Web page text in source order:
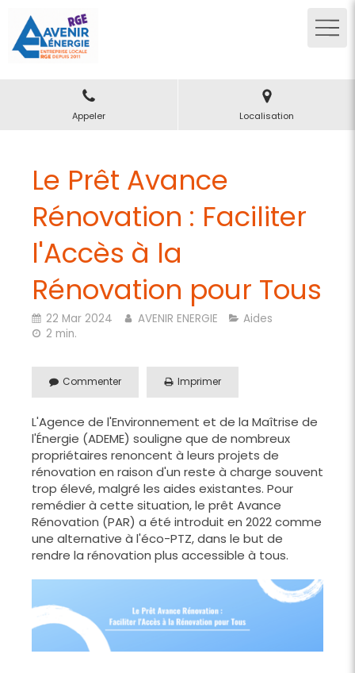
Appeler Localisation
Le Prêt Avance
Rénovation : Faciliter
l'Accès à la
Rénovation pour Tous
22 Mar 2024 AVENIR ENERGIE
Aides
2 min.
Commenter Imprimer
L'Agence de l'Environnement et de la Maîtrise de
l'Énergie (ADEME) souligne que de nombreux
propriétaires renoncent à leurs projets de
rénovation en raison d'un reste à charge souvent
trop élevé, malgré les aides existantes. Pour
remédier à cette situation, le prêt Avance
Rénovation (PAR) a été introduit en 2022 comme
une alternative à l'éco-PTZ, dans le but de
rendre la rénovation plus accessible à tous.